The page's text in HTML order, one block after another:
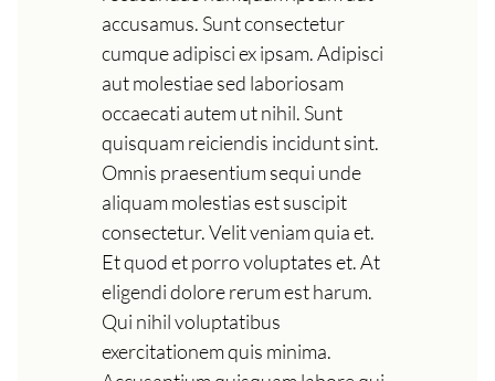
accusamus. Sunt consectetur
cumque adipisci ex ipsam. Adipisci
aut molestiae sed laboriosam
occaecati autem ut nihil. Sunt
quisquam reiciendis incidunt sint.
Omnis praesentium sequi unde
aliquam molestias est suscipit
consectetur. Velit veniam quia et.
Et quod et porro voluptates et. At
eligendi dolore rerum est harum.
Qui nihil voluptatibus
exercitationem quis minima.